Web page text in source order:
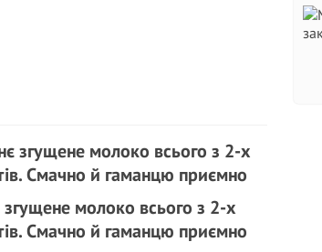
молоко всього з 2-х
Смачно й гаманцю приємно